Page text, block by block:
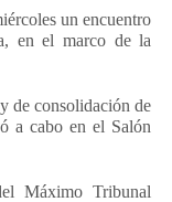
un encuentro
en el marco de la
de consolidación de
a cabo en el Salón
Máximo Tribunal